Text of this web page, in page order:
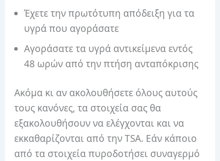
Έχετε την πρωτότυπη απόδειξη για τα
υγρά που αγοράσατε
Αγοράσατε τα υγρά αντικείμενα εντός
48 ωρών από την πτήση ανταπόκρισης
Ακόμα κι αν ακολουθήσετε όλους αυτούς
τους κανόνες, τα στοιχεία σας θα
εξακολουθήσουν να ελέγχονται και να
εκκαθαρίζονται από την TSA. Εάν κάποιο
από τα στοιχεία πυροδοτήσει συναγερμό